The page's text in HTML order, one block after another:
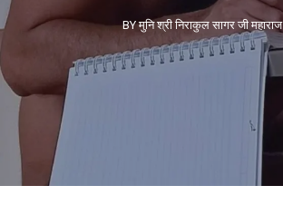
BY मुनि श्री निराकुल सागर जी महाराज